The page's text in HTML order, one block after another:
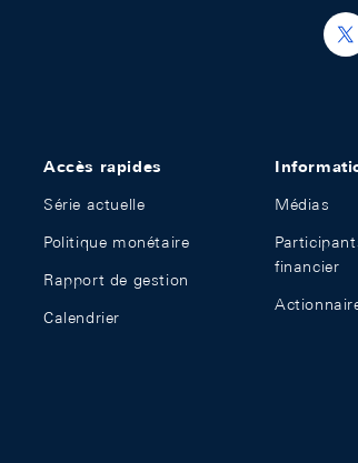
Accès rapides
Série actuelle
Politique monétaire
Rapport de gestion
Calendrier
Médias
financier